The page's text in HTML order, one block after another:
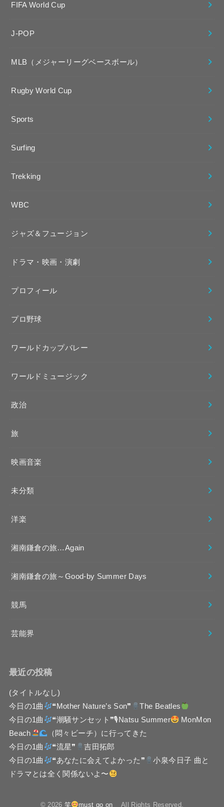
FIFA World Cup
J-POP
MLB（メジャーリーグベースボール）
Rugby World Cup
Sports
Surfing
Trekking
WBC
ジャズ＆フュージョン
ドラマ・映画・演劇
プロフィール
プロ野球
ワールドカップバレー
ワールドミュージック
政治
旅
映画音楽
未分類
洋楽
湘南鎌倉の旅…Again
湘南鎌倉の旅～Good-by Summer Days
競馬
芸能界
最近の投稿
(タイトルなし)
今日の1曲
❝Mother Nature’s Son❞
The Beatles
今日の1曲
❝潮騒サンセット❞🎙Natsu Summer
MonMon
Beach
（悶々ビーチ）に行ってきた
今日の1曲
❝流星❞
吉田拓郎
今日の1曲
❝あなたに会えてよかった❞
小泉今日子 曲と
ドラマとは全く関係ないよ〜
© 2026 笑 must go on All Rights Reserved.